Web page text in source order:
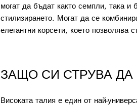
могат да бъдат както семпли, така и
стилизирането. Могат да се
елегантни корсети, което позволява
ЗАЩО СИ СТРУВА ДА
Високата талия е един от най-